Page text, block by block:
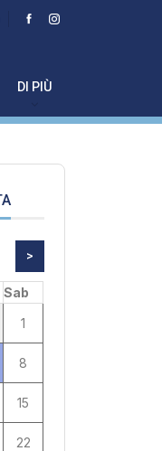
DI PIÙ
>
Sab
1
8
15
22